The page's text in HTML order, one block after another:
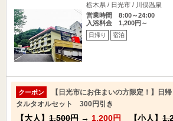
栃木県 / 日光市 / 川俣温泉
営業時間 8:00～24:00
入浴料金 1,200円～
日帰り 宿泊
クーポン
【日光市にお住まいの方限定！】日
タルタオルセット 300円引き
【大人】 1,500円 → 1,200円 【小人】